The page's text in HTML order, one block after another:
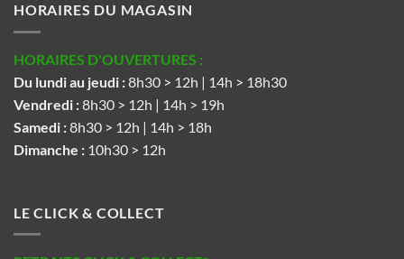
HORAIRES DU MAGASIN
HORAIRES D'OUVERTURES :
Du lundi au jeudi :8h30 > 12h | 14h > 18h30
Vendredi :8h30 > 12h | 14h > 19h
Samedi :8h30 > 12h | 14h > 18h
Dimanche : 10h30 > 12h
LE CLICK & COLLECT